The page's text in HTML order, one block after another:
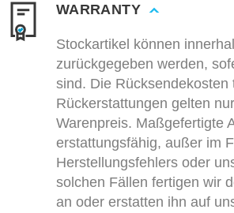
WARRANTY
Stockartikel können
zurückgegeben werden,
sind. Die Rücksendekosten
Rückerstattungen gelten
Warenpreis. Maßgefertigte
erstattungsfähig, außer im
Herstellungsfehlers oder
solchen Fällen fertigen wir
an oder erstatten ihn auf